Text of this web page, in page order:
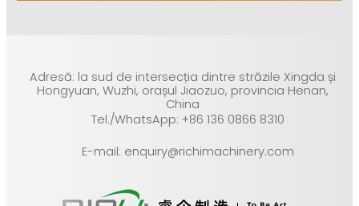
Adresă: la sud de intersecția dintre străzile Xingda și
Hongyuan, Wuzhi, orașul Jiaozuo, provincia Henan,
China
Tel./WhatsApp: +86 136 0866 8310
E-mail: enquiry@richimachinery.com